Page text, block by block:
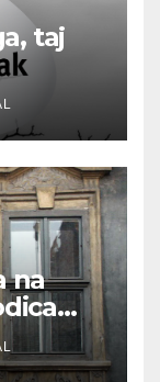
taj
na